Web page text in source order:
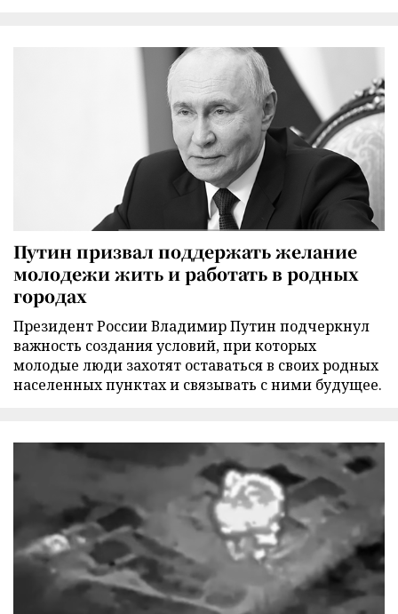
Путин призвал поддержать желание
молодежи жить и работать в родных
городах
Президент России Владимир Путин подчеркнул
важность создания условий, при которых
молодые люди захотят оставаться в своих родных
населенных пунктах и связывать с ними будущее.